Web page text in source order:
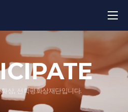
상, 선학평화상재단입니다.